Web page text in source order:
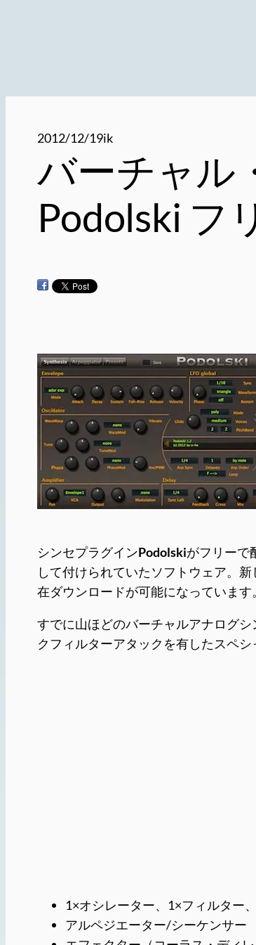
2012/12/19ik
バーチャル
Podolski フ
シンセプラグインPodolskiがフリーで
して付けられていたソフトウェア。
在ダウンロードが可能になっています
すでに山ほどのバーチャルアナログ
クフィルターアタックを有したスペ
1×オシレーター、1×フィルター
アルペジエーター/シーケンサー